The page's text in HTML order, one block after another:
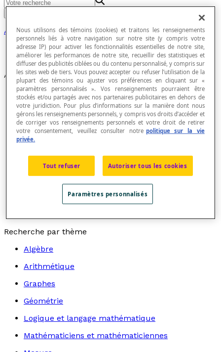
Algèbre
Équations et inéquations
Mathématiques financières
Articles
Amortissement
Bénéfice
Capital
Emprunt
Erreur relative
Héron d'Alexandrie
Intérêt simple
Investissement
Mathématiques financières
Taux d'intérêt
Recherche par thème
Algèbre
Arithmétique
Graphes
Géométrie
Logique et langage mathématique
Mathématiciens et mathématiciennes
Nous utilisons des témoins (cookies) et traitons les renseignements
personnels liés à votre navigation sur notre site (y compris votre
adresse IP) pour activer les fonctionnalités essentielles de notre site,
améliorer les performances de notre site, recueillir des statistiques et
diffuser des publicités ciblées ou du contenu personnalisé, y compris sur
les sites web de tiers. Vous pouvez accepter ou refuser l’utilisation de la
plupart des témoins ou ajuster vos préférences en cliquant sur «
paramètres personnalisés ». Vos renseignements pourraient être
stockés et/ou partagés avec nos partenaires publicitaires en dehors de
votre juridiction. Pour plus d’informations sur la manière dont nous
gérons les renseignements personnels, y compris vos droits d’accéder et
de corriger vos renseignements personnels et votre droit de retirer
votre consentement, veuillez consulter notre politique sur la vie
privée.
Tout refuser Autoriser tous les cookies
Paramètres personnalisés